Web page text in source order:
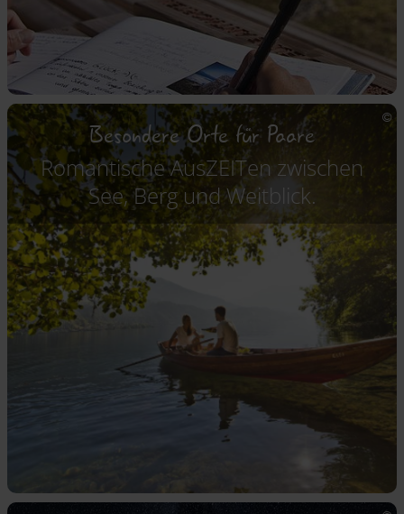
Besondere Orte für Paare
Romantische AusZEITen zwischen
See, Berg und Weitblick.